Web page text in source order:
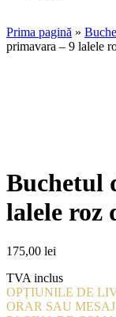
Prima pagină »
primavara – 9 lalele
Buchetul
lalele roz
175,00 lei
TVA inclus
OPȚIUNILE DE
ORAR SAU